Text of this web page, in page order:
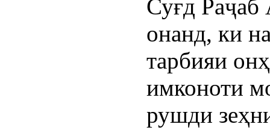
Суғд Раҷаб
онанд, ки
тарбияи
имконоти
рушди